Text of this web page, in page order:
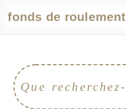
fonds de roulement